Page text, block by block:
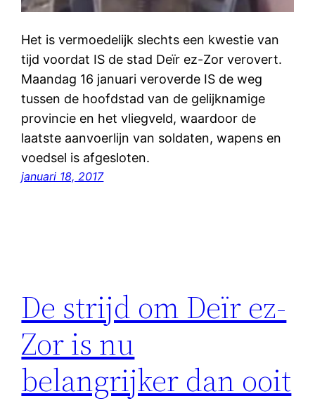
Het is vermoedelijk slechts een kwestie van
tijd voordat IS de stad Deïr ez-Zor verovert.
Maandag 16 januari veroverde IS de weg
tussen de hoofdstad van de gelijknamige
provincie en het vliegveld, waardoor de
laatste aanvoerlijn van soldaten, wapens en
voedsel is afgesloten.
januari 18, 2017
De strijd om Deïr ez-
Zor is nu
belangrijker dan ooit